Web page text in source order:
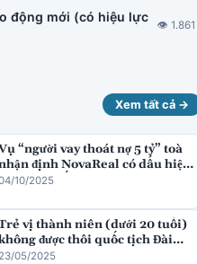
động mới (có hiệu lực
👁 1.861
Xem tất cả →
“người vay thoát nợ 5 tỷ” toà
định NovaReal có dấu hiệu
đảo chiếm đoạt tài sản
10/2025
vị thành niên (dưới 20 tuổi)
được thôi quốc tịch Đài
Loan
23/05/2025